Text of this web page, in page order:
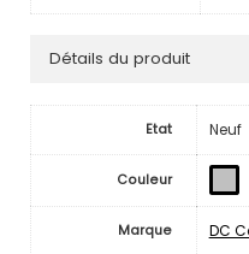
Détails du produit
Etat Neuf
Couleur
Marque DC